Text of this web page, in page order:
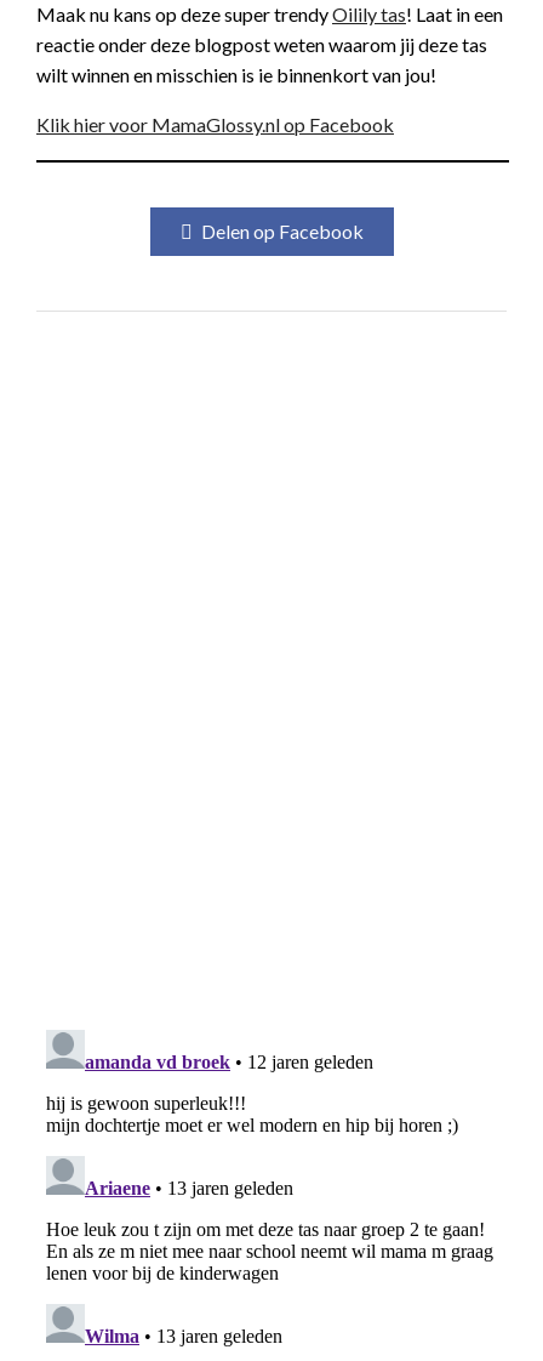
Maak nu kans op deze super trendyOilily tas! Laat in een
reactie onder deze blogpost weten waarom jij deze tas
wilt winnen en misschien is ie binnenkort van jou!
Klik hier voor MamaGlossy.nl op Facebook
Delen op Facebook